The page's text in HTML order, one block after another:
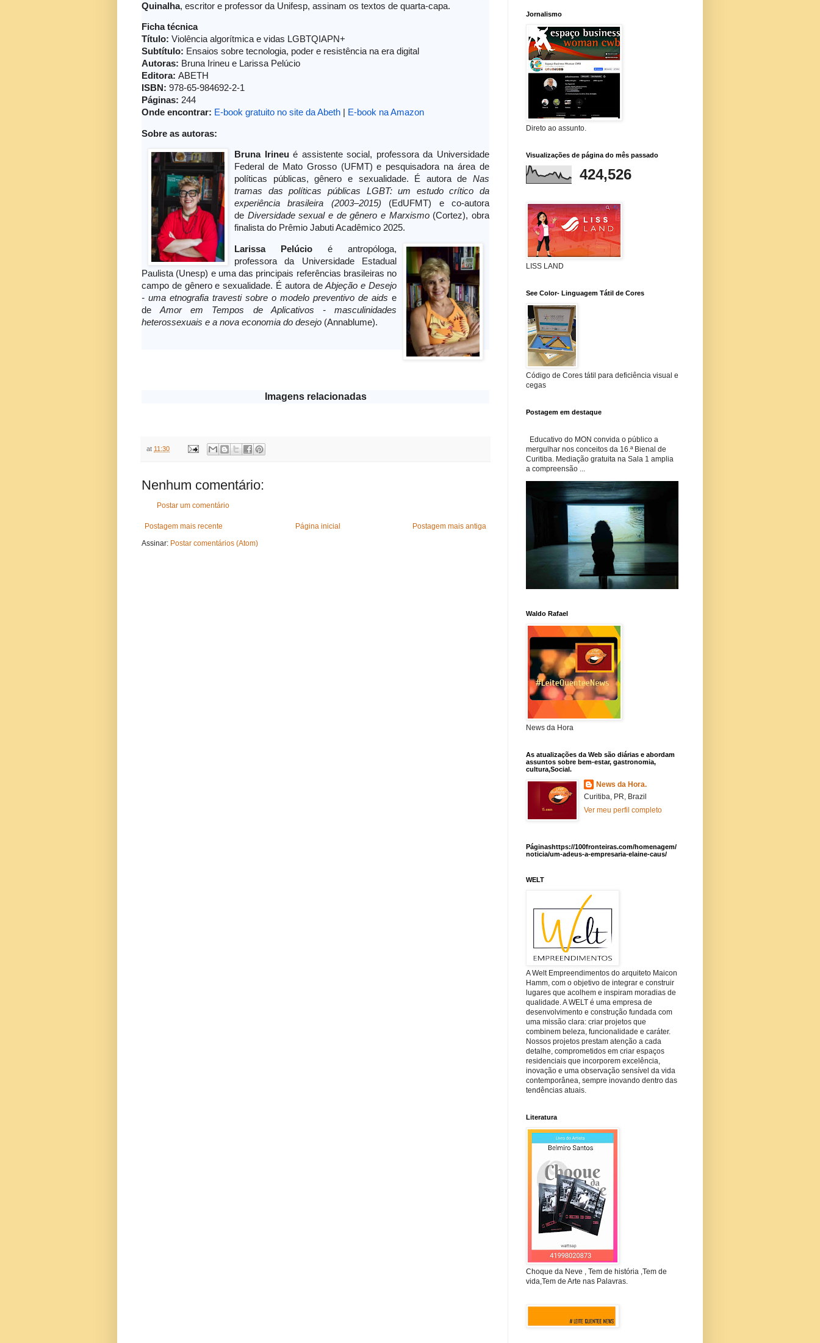
Quinalha, escritor e professor da Unifesp, assinam os textos de quarta-capa.
Ficha técnica
Título: Violência algorítmica e vidas LGBTQIAPN+
Subtítulo: Ensaios sobre tecnologia, poder e resistência na era digital
Autoras: Bruna Irineu e Larissa Pelúcio
Editora: ‎ ABETH
ISBN: 978-65-984692-2-1
Páginas: 244
Onde encontrar: E-book gratuito no site da Abeth E-book na Amazon
Sobre as autoras:
Bruna Irineué assistente social, professora da Universidade
Federal de Mato Grosso (UFMT) e pesquisadora na área de
políticas públicas, gênero e sexualidade. É autora de Nas
tramas das políticas públicas LGBT: um estudo crítico da
experiência brasileira (2003–2015) (EdUFMT) e co-autora
de Diversidade sexual e de gênero e Marxismo (Cortez), obra
finalista do Prêmio Jabuti Acadêmico 2025.
Larissa Pelúcio é antropóloga,
professora da Universidade Estadual
Paulista (Unesp) e uma das principais referências brasileiras no
campo de gênero e sexualidade. É autora deAbjeção e Desejo
- uma etnografia travesti sobre o modelo preventivo de aids e
deAmor em Tempos de Aplicativos - masculinidades
heterossexuais e a nova economia do desejo (Annablume).
Imagens relacionadas
at 11:30
Nenhum comentário:
Postar um comentário
Postagem mais recente Postagem mais antiga
Página inicial
Assinar: Postar comentários (Atom)
Jornalismo
Direto ao assunto.
Visualizações de página do mês passado
424,526
LISS LAND
See Color- Linguagem Tátil de Cores
Código de Cores tátil para deficiência visual e
cegas
Postagem em destaque
Educativo do MON convida o público a
mergulhar nos conceitos da 16.ª Bienal de
Curitiba. Mediação gratuita na Sala 1 amplia
a compreensão ...
Waldo Rafael
News da Hora
As atualizações da Web são diárias e abordam
assuntos sobre bem-estar, gastronomia,
cultura,Social.
News da Hora.
Curitiba, PR, Brazil
Ver meu perfil completo
Páginashttps://100fronteiras.com/homenagem/
noticia/um-adeus-a-empresaria-elaine-caus/
WELT
A Welt Empreendimentos do arquiteto Maicon
Hamm, com o objetivo de integrar e construir
lugares que acolhem e inspiram moradias de
qualidade. A WELT é uma empresa de
desenvolvimento e construção fundada com
uma missão clara: criar projetos que
combinem beleza, funcionalidade e caráter.
Nossos projetos prestam atenção a cada
detalhe, comprometidos em criar espaços
residenciais que incorporem excelência,
inovação e uma observação sensível da vida
contemporânea, sempre inovando dentro das
tendências atuais.
Literatura
Choque da Neve , Tem de história ,Tem de
vida,Tem de Arte nas Palavras.